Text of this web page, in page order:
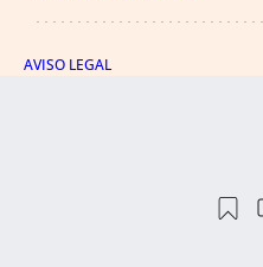
AVISO LEGAL